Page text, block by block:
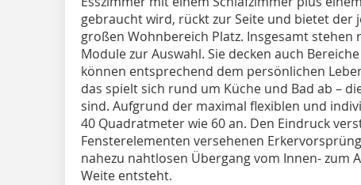
gebraucht wird, rückt zur Seite und bietet der
großen Wohnbereich Platz. Insgesamt
Module zur Auswahl. Sie decken auch
können entsprechend dem persönlichen
das spielt sich rund um Küche und Bad ab –
sind. Aufgrund der maximal flexiblen und
40 Quadratmeter wie 60 an. Den Eindruck
Fensterelementen versehenen
nahezu nahtlosen Übergang vom Innen- zum
Weite entsteht.